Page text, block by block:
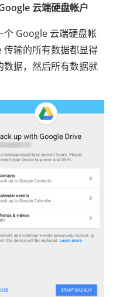
云端硬盘帐户
Google 云端硬盘帐
输的所有数据都显得
据，然后所有数据就